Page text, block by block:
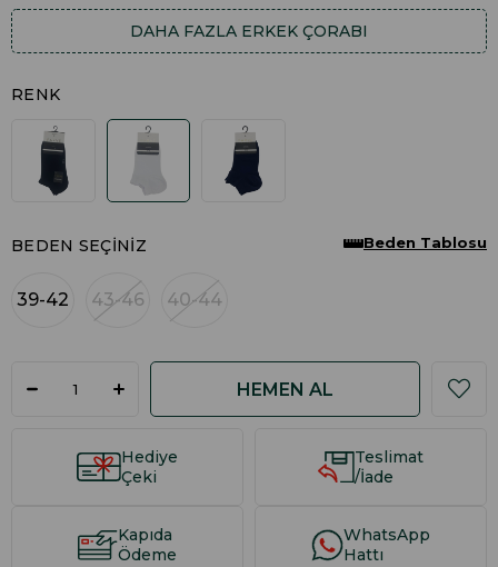
DAHA FAZLA ERKEK ÇORABI
RENK
BEDEN SEÇINIZ
39-42 43-46 40-44
Beden Tablosu
Hediye
Çeki
Teslimat
/İade
Kapıda
Ödeme
WhatsApp
Hattı